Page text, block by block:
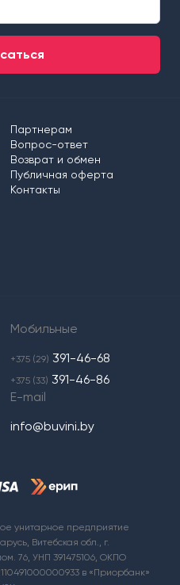
Партнерам
Вопрос-ответ
Возврат и обмен
Публичная оферта
Контакты
Мобильные
+375 (29) 391-46-68
+375 (33) 391-46-86
E-mail
info@buvini.by
унитарное предприятие
Витебская обл., г.
76, УНП 391475106, ОКПО
в «Приорбанк»